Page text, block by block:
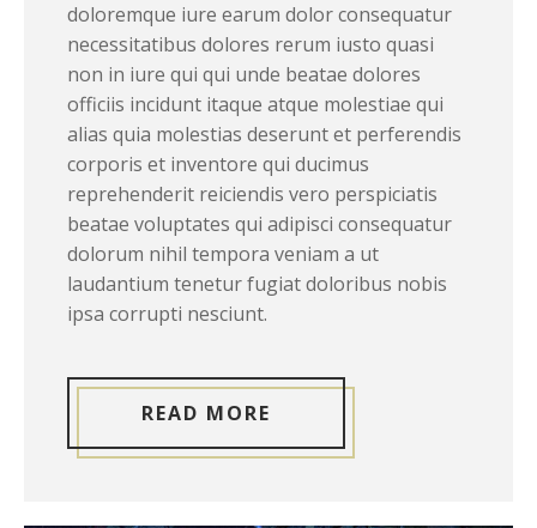
doloremque iure earum dolor consequatur
necessitatibus dolores rerum iusto quasi
non in iure qui qui unde beatae dolores
officiis incidunt itaque atque molestiae qui
alias quia molestias deserunt et perferendis
corporis et inventore qui ducimus
reprehenderit reiciendis vero perspiciatis
beatae voluptates qui adipisci consequatur
dolorum nihil tempora veniam a ut
laudantium tenetur fugiat doloribus nobis
ipsa corrupti nesciunt.
READ MORE